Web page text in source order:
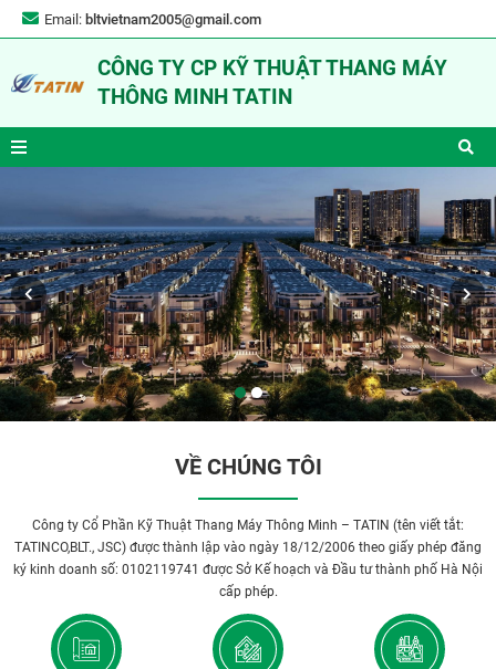
Email: bltvietnam2005@gmail.com
CÔNG TY CP KỸ THUẬT THANG MÁY
THÔNG MINH TATIN
VỀ CHÚNG TÔI
Công ty Cổ Phần Kỹ Thuật Thang Máy Thông Minh – TATIN (tên viết tắt:
TATINCO,BLT., JSC) được thành lập vào ngày 18/12/2006 theo giấy phép đăng
ký kinh doanh số: 0102119741 được Sở Kế hoạch và Đầu tư thành phố Hà Nội
cấp phép.